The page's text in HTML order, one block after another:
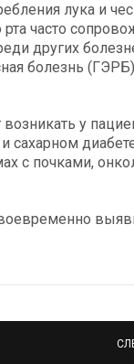
лука и
часто
других
болезнь
у
сахарном
с почками,